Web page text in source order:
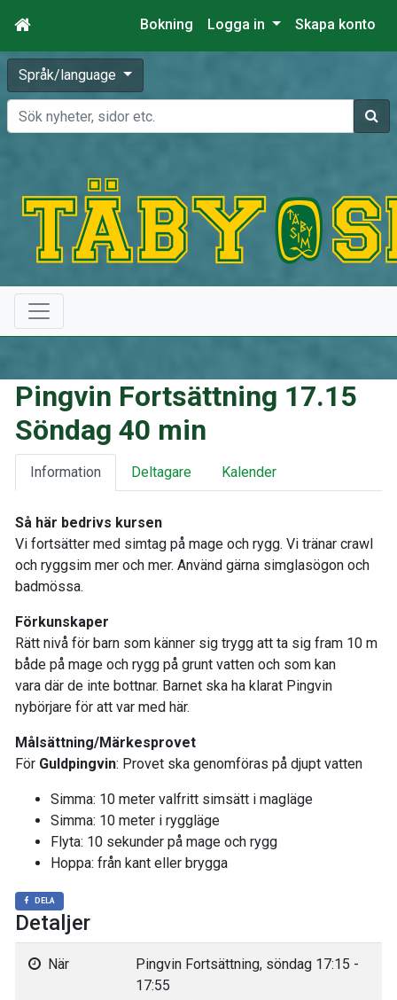
Bokning Logga in Skapa konto
Språk/language
Sök
Pingvin Fortsättning 17.15
Söndag 40 min
Information Deltagare Kalender
Så här bedrivs kursen
Vi fortsätter med simtag på mage och rygg. Vi tränar crawl
och ryggsim mer och mer. Använd gärna simglasögon och
badmössa.
Förkunskaper
Rätt nivå för barn som känner sig trygg att ta sig fram 10 m
både på mage och rygg på grunt vatten och som kan
vara där de inte bottnar. Barnet ska ha klarat Pingvin
nybörjare för att var med här.
Målsättning/Märkesprovet
För Guldpingvin: Provet ska genomföras på djupt vatten
Simma: 10 meter valfritt simsätt i magläge
Simma: 10 meter i ryggläge
Flyta: 10 sekunder på mage och rygg
Hoppa: från kant eller brygga
DELA
Detaljer
När
Pingvin Fortsättning, söndag 17:15 -
17:55